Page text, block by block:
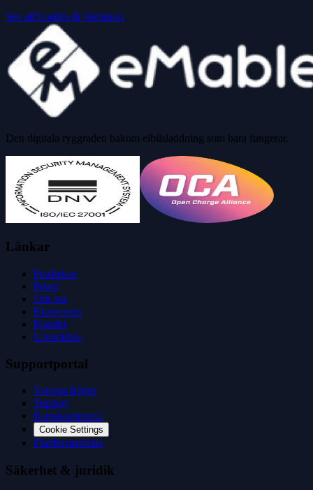
See all Guides & Webinars
Den digitala ryggraden bakom elbilsladdning som bara fungerar.
Länkar
Produkter
Priser
Om oss
Ekosystem
Kunder
Utvecklare
Supportportal
Vanliga frågor
Support
Kunskapsportal
Cookie Settings
Plattformsstatus
Säkerhet & juridik